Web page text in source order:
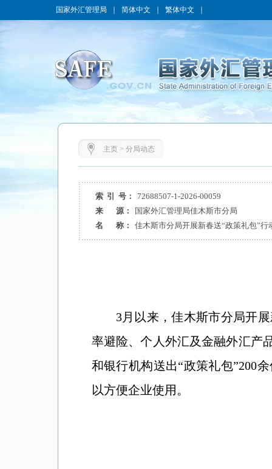
国家外汇管理局 简体中文 繁体中文
主页> 分局动态
索 引 号：
72688507-1-2026-00059
来 源：
国家外汇管理局佳木斯市分局
名 称：
佳木斯市分局开展新春送“政策礼包”行
3月以来，佳木斯市分局开
率避险、个人外汇及金融外汇产
和银行机构送出“政策礼包”200
以方便企业使用。